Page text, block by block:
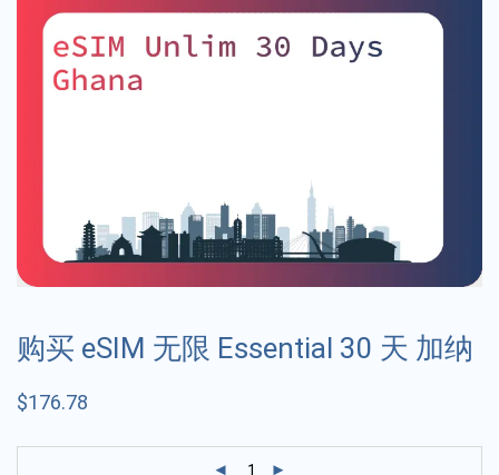
购买 eSIM 无限 Essential 30 天 加纳
$176.78